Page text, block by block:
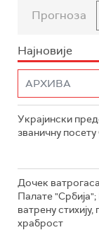
Прогноза
Најновије
Украјински
званичну посету
Дочек
Палате
ватрену
храброст